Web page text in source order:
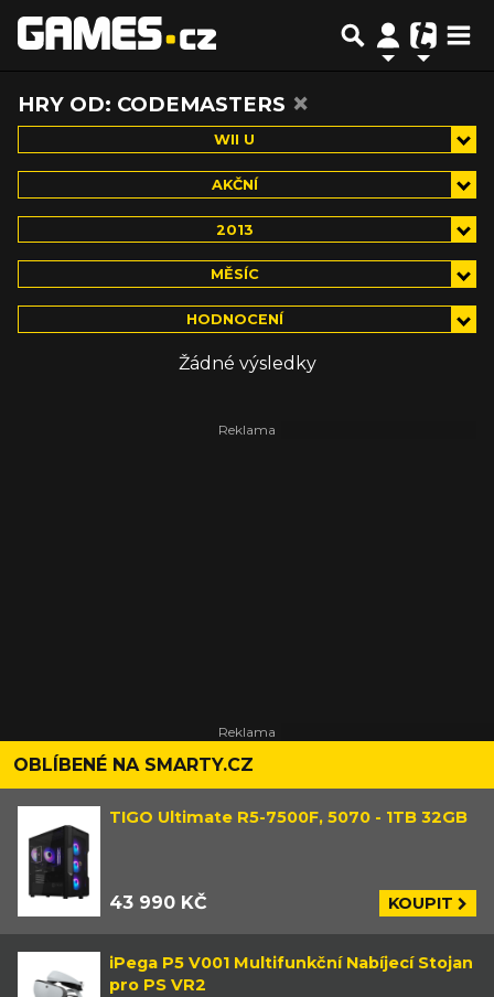
HRY OD: CODEMASTERS ×
WII U
AKČNÍ
2013
MĚSÍC
HODNOCENÍ
Žádné výsledky
OBLÍBENÉ NA SMARTY.CZ
TIGO Ultimate R5-7500F, 5070 - 1TB 32GB
43 990 KČ KOUPIT
iPega P5 V001 Multifunkční Nabíjecí Stojan
pro PS VR2